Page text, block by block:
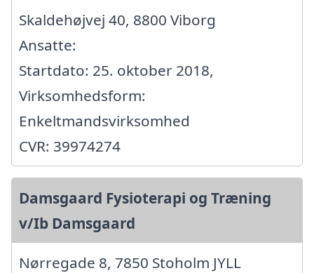
Skaldehøjvej 40, 8800 Viborg
Ansatte:
Startdato: 25. oktober 2018,
Virksomhedsform:
Enkeltmandsvirksomhed
CVR: 39974274
Damsgaard Fysioterapi og Træning
v/Ib Damsgaard
Nørregade 8, 7850 Stoholm JYLL